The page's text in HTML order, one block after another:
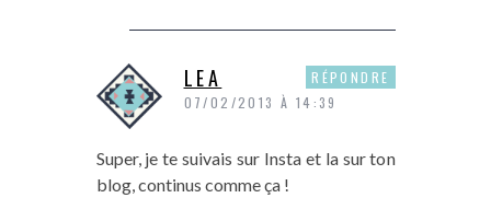
LEA
07/02/2013 À 14:39
Super, je te suivais sur Insta et la sur ton
blog, continus comme ça !
RÉPONDRE